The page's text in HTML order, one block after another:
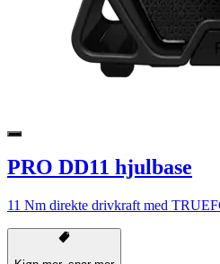
PRO DD11 hjulbase
11 Nm direkte drivkraft med